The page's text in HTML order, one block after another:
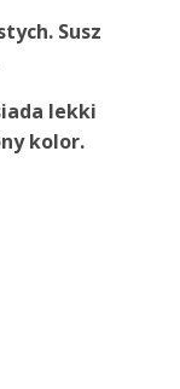
Susz
lekki
kolor.